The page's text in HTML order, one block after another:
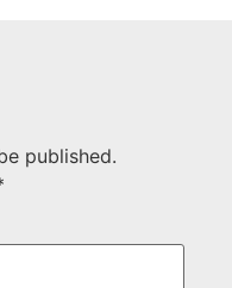
published.